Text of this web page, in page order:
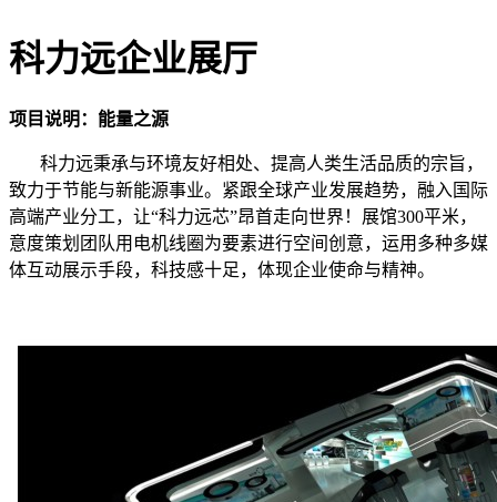
科力远企业展厅
项目说明：能量之源
科力远秉承与环境友好相处、提高人类生活品质的宗旨，
致力于节能与新能源事业。紧跟全球产业发展趋势，融入国际
高端产业分工，让“科力远芯”昂首走向世界！展馆300平米，
意度策划团队用电机线圈为要素进行空间创意，运用多种多媒
体互动展示手段，科技感十足，体现企业使命与精神。